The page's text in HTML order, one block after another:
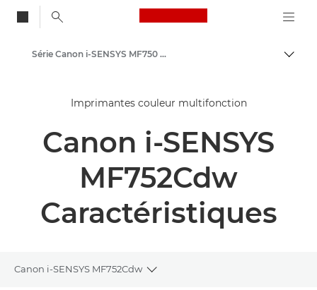
Canon Logo, back
Solutions et services
Produits professionnels
Imprimantes multifonctions - Multifonctions
Imprimantes couleur multifonction
Série Canon i-SENSYS MF750 - Imprimantes couleur de bureau
Imprimantes couleur multifonction
Canon i-SENSYS
MF752Cdw
Caractéristiques
Canon i-SENSYS MF752Cdw
Toggle breadcrumbs